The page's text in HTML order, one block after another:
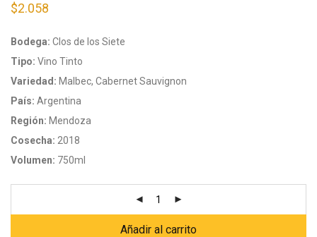
$2.058
Bodega: Clos de los Siete
Tipo: Vino Tinto
Variedad: Malbec, Cabernet Sauvignon
País: Argentina
Región: Mendoza
Cosecha: 2018
Volumen: 750ml
Añadir al carrito